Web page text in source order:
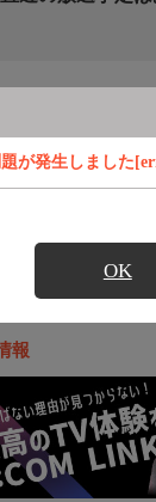
が発生しました
OK
め番組
報